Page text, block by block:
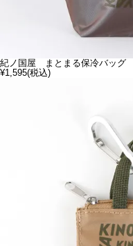
紀ノ国屋 まとまる保冷バッグ
¥1,595(税込)